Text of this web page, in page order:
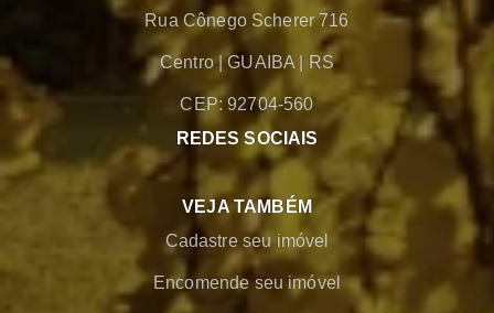
Rua Cônego Scherer 716
Centro |GUAIBA RS
CEP: 92704-560
REDES SOCIAIS
VEJA TAMBÉM
Cadastre seu imóvel
Encomende seu imóvel